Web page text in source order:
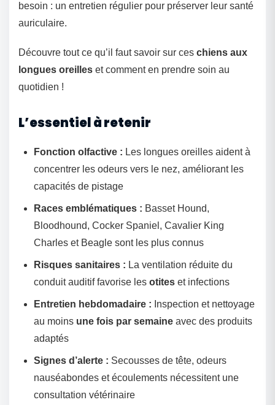
besoin : un entretien régulier pour préserver leur santé
auriculaire.
Découvre tout ce qu’il faut savoir sur ces chiens aux
longues oreilles et comment en prendre soin au
quotidien !
L’essentiel à retenir
Fonction olfactive : Les longues oreilles aident à
concentrer les odeurs vers le nez, améliorant les
capacités de pistage
Races emblématiques : Basset Hound,
Bloodhound, Cocker Spaniel, Cavalier King
Charles et Beagle sont les plus connus
Risques sanitaires : La ventilation réduite du
conduit auditif favorise les otites et infections
Entretien hebdomadaire : Inspection et nettoyage
au moins une fois par semaine avec des produits
adaptés
Signes d’alerte : Secousses de tête, odeurs
nauséabondes et écoulements nécessitent une
consultation vétérinaire